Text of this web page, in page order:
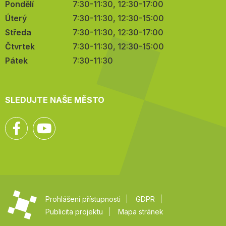
Pondělí
7:30-11:30, 12:30-17:00
Úterý
7:30-11:30, 12:30-15:00
Středa
7:30-11:30, 12:30-17:00
Čtvrtek
7:30-11:30, 12:30-15:00
Pátek
7:30-11:30
SLEDUJTE NAŠE MĚSTO
Facebook
Prohlášení přístupnosti
GDPR
Publicita projektu
Mapa stránek